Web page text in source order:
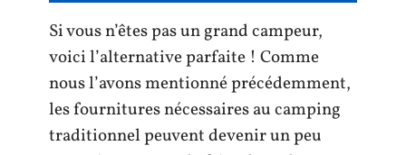
Si vous n’êtes pas un grand campeur,
voici l’alternative parfaite ! Comme
nous l’avons mentionné précédemment,
les fournitures nécessaires au camping
traditionnel peuvent devenir un peu